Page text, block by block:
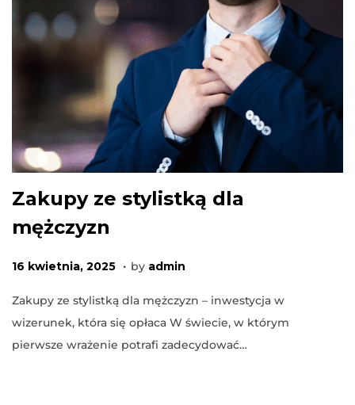
Zakupy ze stylistką dla
mężczyzn
P
s
t
e
16 kwietnia, 2025 2
m
a
. by admin
Zakupy ze stylistką dla mężczyzn – inwestycja w
wizerunek, która się opłaca W świecie, w którym
pierwsze wrażenie potrafi zadecydować…